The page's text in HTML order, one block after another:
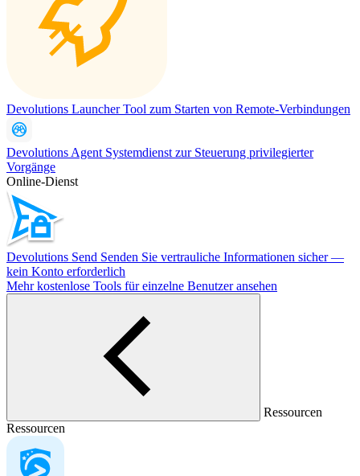
Devolutions LauncherTool zum Starten von Remote-Verbindungen
Devolutions Agent Systemdienst zur Steuerung privilegierter
Vorgänge
Online-Dienst
Devolutions Send Senden Sie vertrauliche Informationen sicher —
kein Konto erforderlich
Mehr kostenlose Tools für einzelne Benutzer ansehen
Ressourcen
Ressourcen